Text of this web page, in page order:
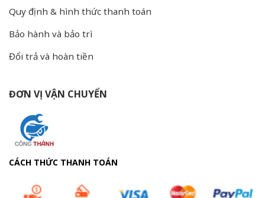
Quy định & hình thức thanh toán
Bảo hành và bảo trì
Đổi trả và hoàn tiền
ĐƠN VỊ VẬN CHUYỂN
CÁCH THỨC THANH TOÁN